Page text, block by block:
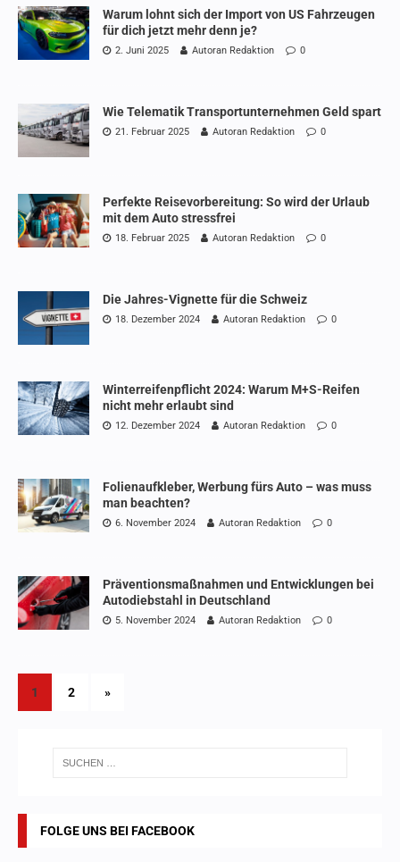
Warum lohnt sich der Import von US Fahrzeugen
für dich jetzt mehr denn je?
2. Juni 2025 Autoran Redaktion 0
Wie Telematik Transportunternehmen Geld spart
21. Februar 2025 Autoran Redaktion 0
Perfekte Reisevorbereitung: So wird der Urlaub
mit dem Auto stressfrei
18. Februar 2025 Autoran Redaktion 0
Die Jahres-Vignette für die Schweiz
18. Dezember 2024 Autoran Redaktion 0
Winterreifenpflicht 2024: Warum M+S-Reifen
nicht mehr erlaubt sind
12. Dezember 2024 Autoran Redaktion 0
Folienaufkleber, Werbung fürs Auto – was muss
man beachten?
6. November 2024 Autoran Redaktion 0
Präventionsmaßnahmen und Entwicklungen bei
Autodiebstahl in Deutschland
5. November 2024 Autoran Redaktion 0
1 2 »
FOLGE UNS BEI FACEBOOK